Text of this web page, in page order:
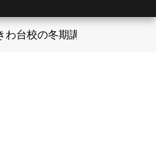
わ台校の冬期講習】冬だけタ